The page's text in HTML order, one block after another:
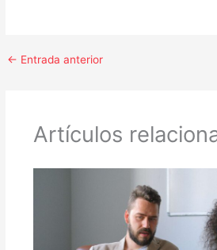
← Entrada anterior
Artículos